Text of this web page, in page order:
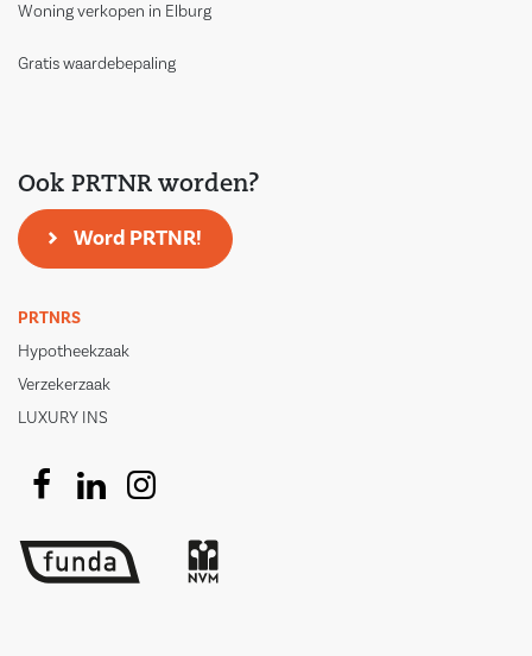
Woning verkopen in Elburg
Gratis waardebepaling
Ook PRTNR worden?
Word PRTNR!
PRTNRS
Hypotheekzaak
Verzekerzaak
LUXURY INS